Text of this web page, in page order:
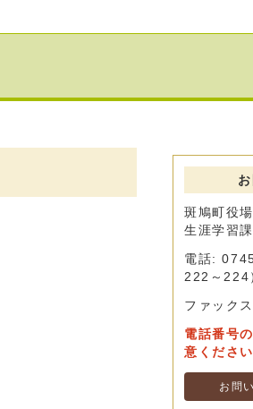
斑鳩町役
生涯学習課
電話:
222～224
ファック
電話番号
意ください
お問